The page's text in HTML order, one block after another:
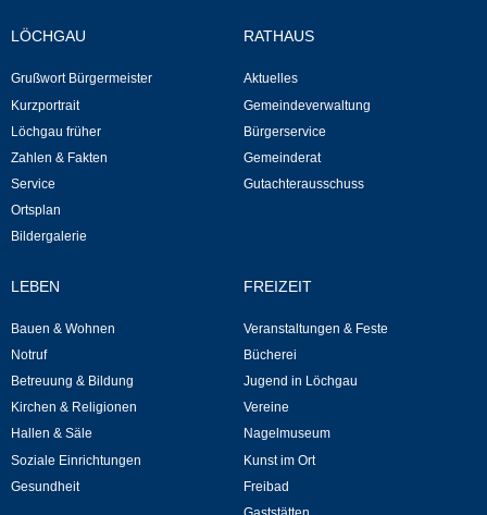
Selbsteintrag
Nagelmuseum
Kunst im Ort
Dorfrundgang
Freibad
Gaststätten
Tourismus
LÖCHGAU
Grußwort Bürgermeister
Kurzportrait
Löchgau früher
Zahlen & Fakten
Service
Ortsplan
Bildergalerie
RATHAUS
Aktuelles
Gemeindeverwaltung
Bürgerservice
Gemeinderat
Gutachterausschuss
LEBEN
Bauen & Wohnen
Notruf
Betreuung & Bildung
Kirchen & Religionen
Hallen & Säle
Soziale Einrichtungen
Gesundheit
FREIZEIT
Veranstaltungen & Feste
Bücherei
Jugend in Löchgau
Vereine
Nagelmuseum
Kunst im Ort
Freibad